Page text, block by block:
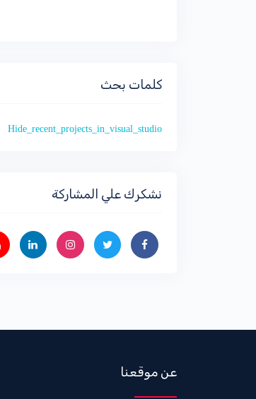
كلمات بحث
Hide_recent_projects_in_visual_studio
نشكرك علي المشاركة
عن موقعنا